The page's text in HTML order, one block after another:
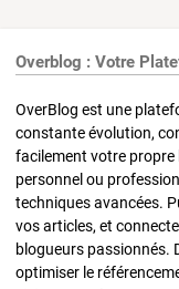
Overblog : Votre
OverBlog est une
constante évolution,
facilement votre propre
personnel ou
techniques avancées.
vos articles, et
blogueurs passionnés.
optimiser le